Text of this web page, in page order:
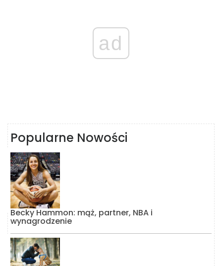
ad
Popularne Nowości
Becky Hammon: mąż, partner, NBA i
wynagrodzenie